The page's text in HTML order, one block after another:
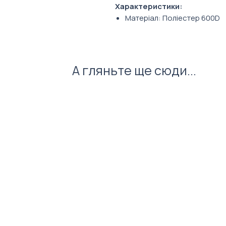
Характеристики:
Матеріал: Поліестер 600D
А гляньте ще сюди...